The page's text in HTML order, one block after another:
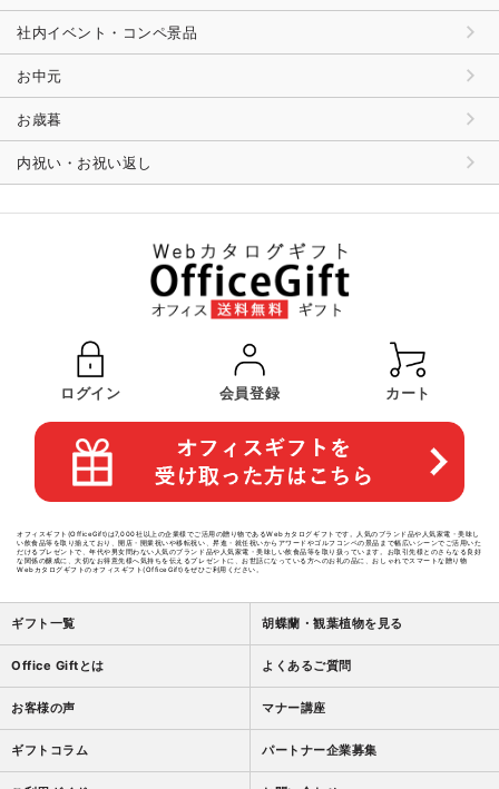
社内イベント・コンペ景品
お中元
お歳暮
内祝い・お祝い返し
ログイン 会員登録 カート
オフィスギフト(OfficeGift)は7,000社以上の企業様でご活用の贈り物であるWebカタログギフトです。人気のブランド品や人気家電・美味し
い飲食品等を取り揃えており、開店・開業祝いや移転祝い、昇進・就任祝いからアワードやゴルフコンペの景品まで幅広いシーンでご活用いた
だけるプレゼントで、年代や男女問わない人気のブランド品や人気家電・美味しい飲食品等を取り扱っています。お取引先様とのさらなる良好
な関係の醸成に、大切なお得意先様へ気持ちを伝えるプレゼントに、お世話になっている方へのお礼の品に、おしゃれでスマートな贈り物
Webカタログギフトのオフィスギフト(OfficeGift)をぜひご利用ください。
ギフト一覧 胡蝶蘭・観葉植物を見る
Office Giftとは よくあるご質問
お客様の声 マナー講座
ギフトコラム パートナー企業募集